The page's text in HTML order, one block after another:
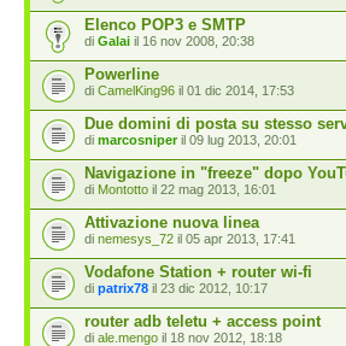
Elenco POP3 e SMTP
di Galai il 16 nov 2008, 20:38
Powerline
di CamelKing96 il 01 dic 2014, 17:53
Due domini di posta su stesso
di marcosniperil 09 lug 2013, 20:01
Navigazione in "freeze" dopo
di Montotto il 22 mag 2013, 16:01
Attivazione nuova linea
di nemesys_72 il 05 apr 2013, 17:41
Vodafone Station + router wi-fi
di patrix78 il 23 dic 2012, 10:17
router adb teletu + access point
di ale.mengo il 18 nov 2012, 18:18